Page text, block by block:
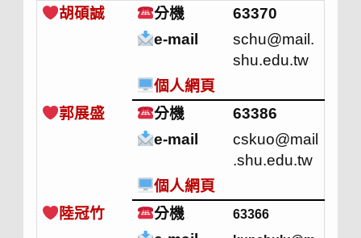
胡碩誠 分機
63370
e-mail
schu@mail.
shu.edu.tw
個人網頁
郭展盛
分機
63386
e-mail
cskuo@mail
.shu.edu.tw
個人網頁
陸冠竹
分機 63366